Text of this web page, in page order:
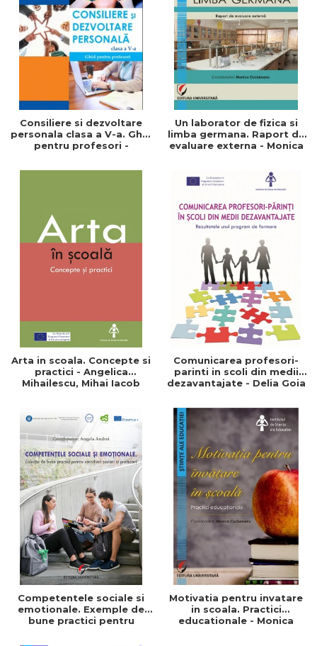
ADMINISTRATIVE
ȘTIINȚE ECONOMICE
ȘTIINȚE EXACTE
EDUCAȚIE FIZICĂ ȘI SPORT
PREUNIVERSITARIA
TIMP LIBER
ÎN CURS DE APARIȚIE
NOUTĂȚI
Cum Cumpăr
Livrare
Politica de Retur
Formular de Retur
Distribuitori
Consiliere si dezvoltare
personala clasa a V-a. Ghid
pentru profesori -
Un laborator de fizica si
limba germana. Raport de
evaluare externa - Monica
Arta in scoala. Concepte si
practici - Angelica
Mihailescu, Mihai Iacob
Comunicarea profesori-
parinti in scoli din medii
dezavantajate - Delia Goia
Competentele sociale si
emotionale. Exemple de
bune practici pentru
Motivatia pentru invatare
in scoala. Practici
educationale - Monica